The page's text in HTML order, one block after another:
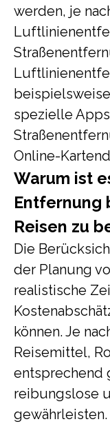
werden, je
spezielle
Online-
Warum ist
Entfernung
Reisen zu
Die
der Planung
realistische
können. Je
Reisemittel,
entsprechend
reibungslose
gewährleisten.